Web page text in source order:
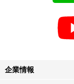
企業情報